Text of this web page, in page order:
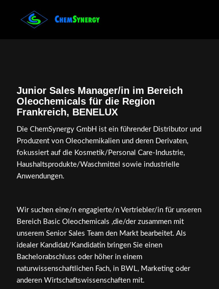
Junior Sales Manager/in im Bereich
Oleochemicals für die Region
Frankreich, BENELUX
Die ChemSynergy GmbH ist ein führender Distributor und
Produzent von Oleochemikalien und deren Derivaten,
fokussiert auf die Kosmetik/Personal Care-Industrie,
Haushaltsprodukte/Waschmittel sowie industrielle
Anwendungen.
Wir suchen eine/n engagierte/n Vertriebler/in für unseren
Bereich Basic Oleochemicals ,die/der zusammen mit
unserem Senior Sales Team den Markt bearbeitet. Als
idealer Kandidat/Kandidatin bringen Sie einen
Bachelorabschluss oder höher in einem
naturwissenschaftlichen Fach, in BWL, Marketing oder
anderen Wirtschaftswissenschaften mit.